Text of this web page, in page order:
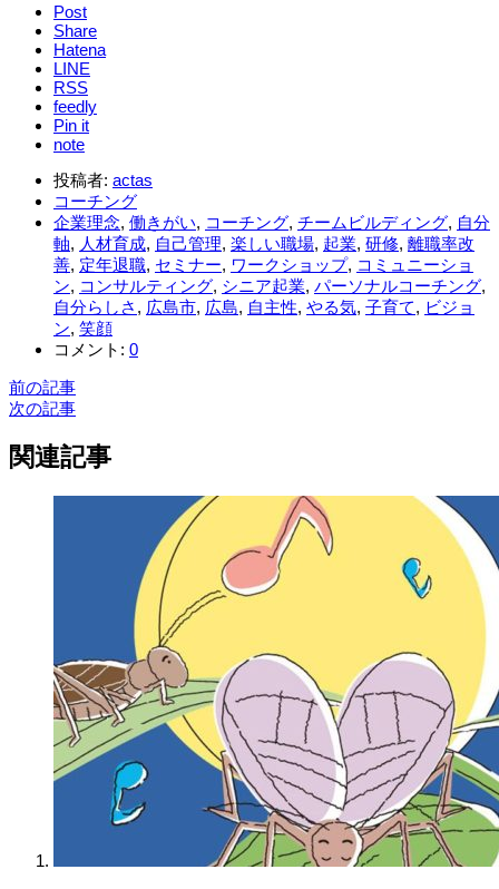
Post
Share
Hatena
LINE
RSS
feedly
Pin it
note
投稿者: actas
コーチング
企業理念, 働きがい, コーチング, チームビルディング, 自分
軸, 人材育成, 自己管理, 楽しい職場, 起業, 研修, 離職率改
善, 定年退職, セミナー, ワークショップ, コミュニーショ
ン, コンサルティング, シニア起業, パーソナルコーチング,
自分らしさ , 広島市, 広島, 自主性, やる気, 子育て, ビジョ
ン, 笑顔
コメント: 0
前の記事
次の記事
関連記事